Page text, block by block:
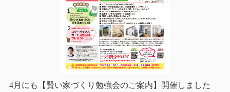
4月にも【賢い家づくり勉強会のご案内】開催しました